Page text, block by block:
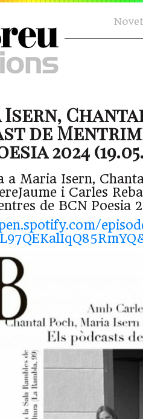
Isern,
de
2024
a Maria Isern,
i Carles
de BCN Poesia